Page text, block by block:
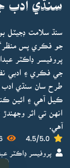
سنڌي ادب
سنڌ سلامت ڊجيٽل
جو فڪري پس منظر“
پروفيسر ڊاڪٽر
جي فڪري ۽ ادبي
طرح سان سنڌي
ڪيل آهي ۽ ائين
انهن تي اثر
آهي.
4.5/5.0
پروفيسر ڊاڪٽر